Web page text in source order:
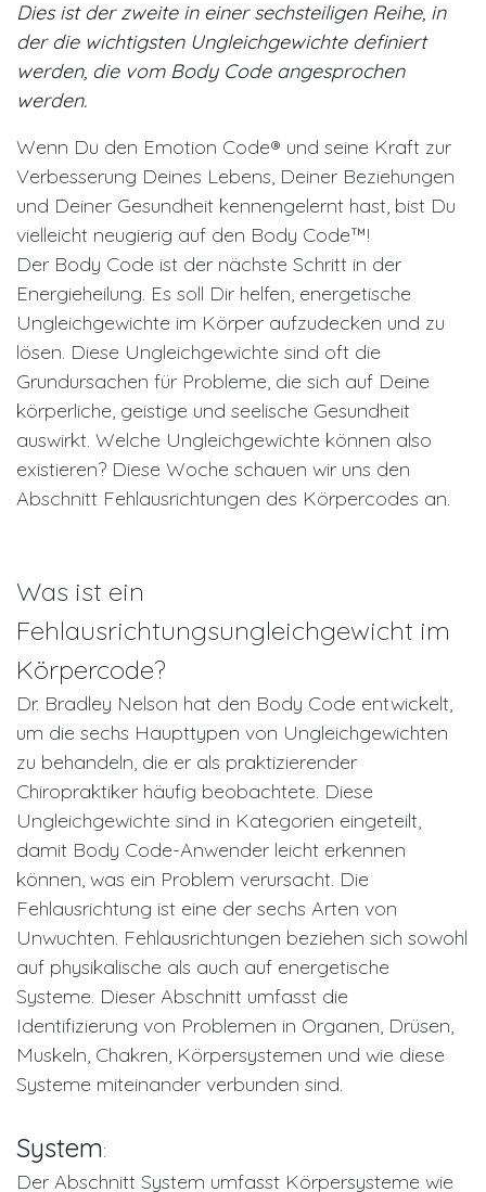
Dies ist der zweite in einer sechsteiligen Reihe, in
der die wichtigsten Ungleichgewichte definiert
werden, die vom Body Code angesprochen
werden.
Wenn Du den Emotion Code® und seine Kraft zur
Verbesserung Deines Lebens, Deiner Beziehungen
und Deiner Gesundheit kennengelernt hast, bist Du
vielleicht neugierig auf den Body Code™!
Der Body Code ist der nächste Schritt in der
Energieheilung. Es soll Dir helfen, energetische
Ungleichgewichte im Körper aufzudecken und zu
lösen. Diese Ungleichgewichte sind oft die
Grundursachen für Probleme, die sich auf Deine
körperliche, geistige und seelische Gesundheit
auswirkt. Welche Ungleichgewichte können also
existieren? Diese Woche schauen wir uns den
Abschnitt Fehlausrichtungen des Körpercodes an.
Was ist ein
Fehlausrichtungsungleichgewicht im
Körpercode?
Dr. Bradley Nelson hat den Body Code entwickelt,
um die sechs Haupttypen von Ungleichgewichten
zu behandeln, die er als praktizierender
Chiropraktiker häufig beobachtete. Diese
Ungleichgewichte sind in Kategorien eingeteilt,
damit Body Code-Anwender leicht erkennen
können, was ein Problem verursacht. Die
Fehlausrichtung ist eine der sechs Arten von
Unwuchten. Fehlausrichtungen beziehen sich sowohl
auf physikalische als auch auf energetische
Systeme. Dieser Abschnitt umfasst die
Identifizierung von Problemen in Organen, Drüsen,
Muskeln, Chakren, Körpersystemen und wie diese
Systeme miteinander verbunden sind.
System:
Der Abschnitt System umfasst Körpersysteme wie